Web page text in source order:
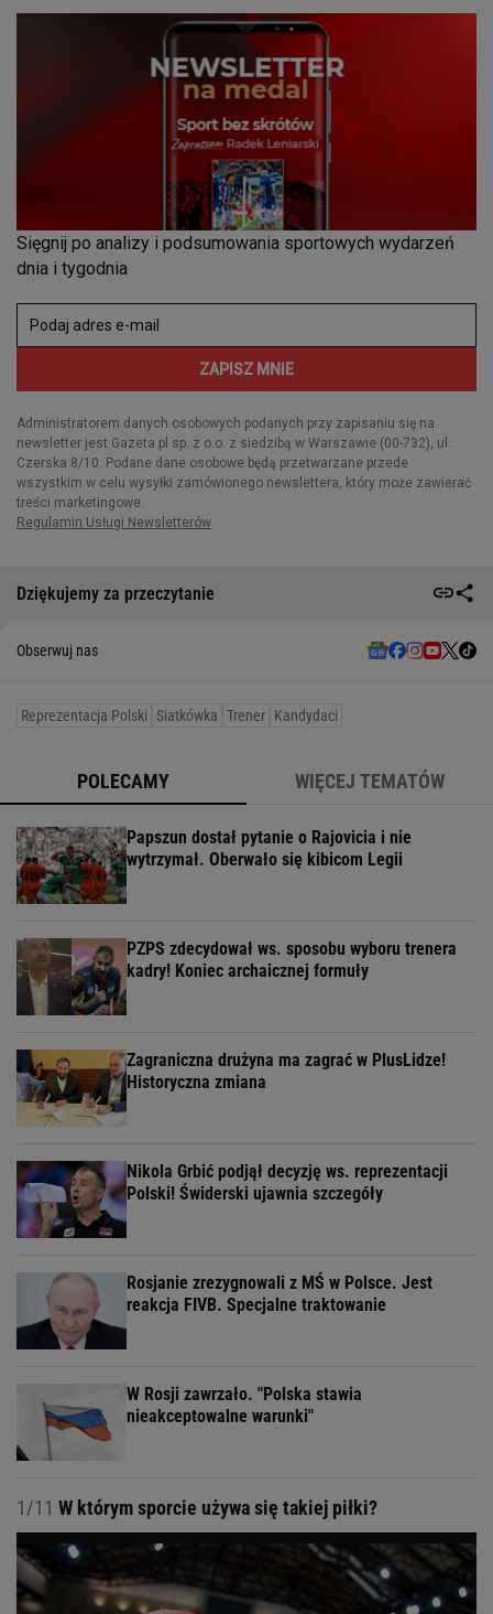
Dziękujemy za przeczytanie
Obserwuj nas
Reprezentacja Polski Siatkówka Trener Kandydaci
POLECAMY WIĘCEJ TEMATÓW
Papszun dostał pytanie o Rajovicia i nie
wytrzymał. Oberwało się kibicom Legii
PZPS zdecydował ws. sposobu wyboru trenera
kadry! Koniec archaicznej formuły
Zagraniczna drużyna ma zagrać w PlusLidze!
Historyczna zmiana
Nikola Grbić podjął decyzję ws. reprezentacji
Polski! Świderski ujawnia szczegóły
Rosjanie zrezygnowali z MŚ w Polsce. Jest
reakcja FIVB. Specjalne traktowanie
W Rosji zawrzało. "Polska stawia
nieakceptowalne warunki"
1/11 W którym sporcie używa się takiej piłki?